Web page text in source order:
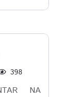
398
NA